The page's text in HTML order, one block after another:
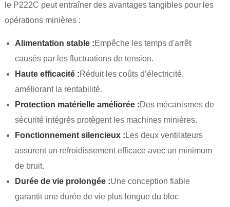
le P222C peut entraîner des avantages tangibles pour les
opérations minières :
Alimentation stable :Empêche les temps d'arrêt
causés par les fluctuations de tension.
Haute efficacité :Réduit les coûts d’électricité,
améliorant la rentabilité.
Protection matérielle améliorée :Des mécanismes de
sécurité intégrés protègent les machines minières.
Fonctionnement silencieux :Les deux ventilateurs
assurent un refroidissement efficace avec un minimum
de bruit.
Durée de vie prolongée :Une conception fiable
garantit une durée de vie plus longue du bloc